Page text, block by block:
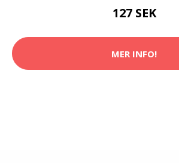
127 SEK
MER INFO!